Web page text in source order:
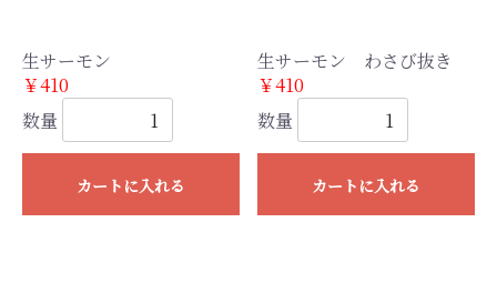
生サーモン
￥410
数量
カートに入れる
生サーモン わさび抜き
￥410
数量
カートに入れる